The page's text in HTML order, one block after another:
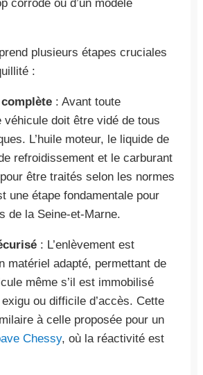
corrodé ou d’un modèle
plusieurs étapes cruciales
:
: Avant toute
véhicule doit être vidé de tous
L’huile moteur, le liquide de
refroidissement et le carburant
être traités selon les normes
une étape fondamentale pour
de la Seine-et-Marne.
: L’enlèvement est
matériel adapté, permettant de
même s’il est immobilisé
ou difficile d’accès. Cette
à celle proposée pour un
Chessy, où la réactivité est